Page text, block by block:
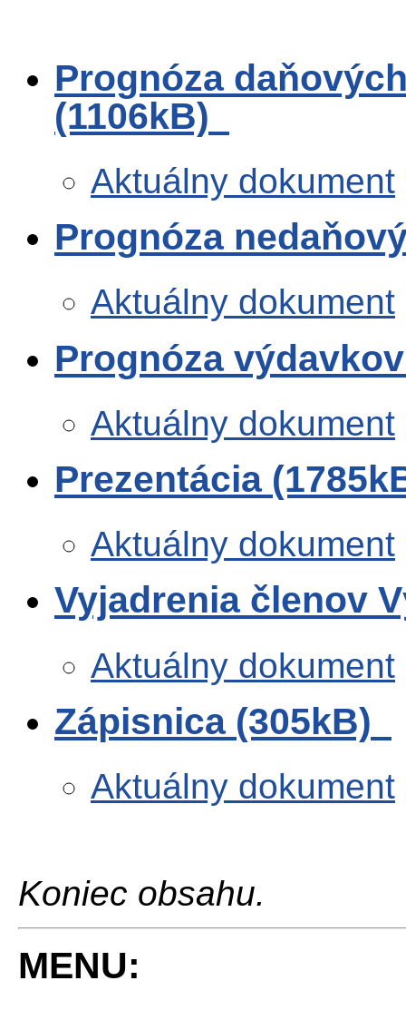
Prognóza
(1106kB)
Aktuálny dokument
Prognóza
Aktuálny dokument
Prognóza
Aktuálny dokument
Prezentácia
Aktuálny dokument
Vyjadrenia členov
Aktuálny dokument
Zápisnica (305kB)
Aktuálny dokument
Koniec obsahu.
MENU: